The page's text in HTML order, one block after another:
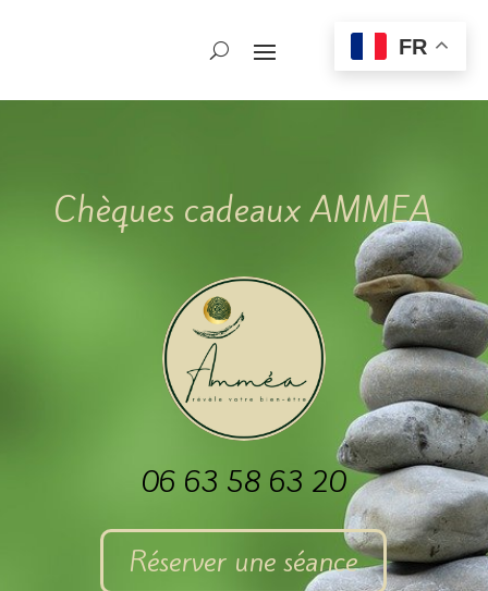
Chèques cadeaux AMMEA
06 63 58 63 20
Réserver une séance
FR